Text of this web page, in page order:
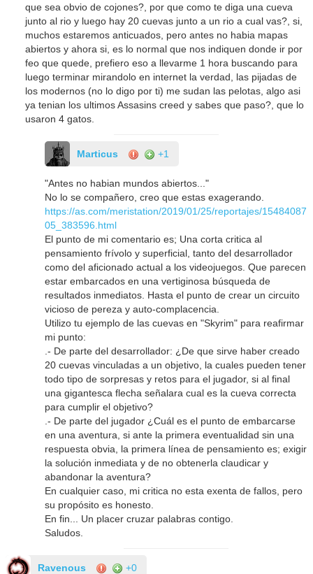
que sea obvio de cojones?, por que como te diga una cueva
junto al rio y luego hay 20 cuevas junto a un rio a cual vas?, si,
muchos estaremos anticuados, pero antes no habia mapas
abiertos y ahora si, es lo normal que nos indiquen donde ir por
feo que quede, prefiero eso a llevarme 1 hora buscando para
luego terminar mirandolo en internet la verdad, las pijadas de
los modernos (no lo digo por ti) me sudan las pelotas, algo asi
ya tenian los ultimos Assasins creed y sabes que paso?, que lo
usaron 4 gatos.
Marticus +1
"Antes no habian mundos abiertos..."
No lo se compañero, creo que estas exagerando.
https://as.com/meristation/2019/01/25/reportajes/15484087
05_383596.html
El punto de mi comentario es; Una corta critica al
pensamiento frívolo y superficial, tanto del desarrollador
como del aficionado actual a los videojuegos. Que parecen
estar embarcados en una vertiginosa búsqueda de
resultados inmediatos. Hasta el punto de crear un circuito
vicioso de pereza y auto-complacencia.
Utilizo tu ejemplo de las cuevas en "Skyrim" para reafirmar
mi punto:
.- De parte del desarrollador: ¿De que sirve haber creado
20 cuevas vinculadas a un objetivo, la cuales pueden tener
todo tipo de sorpresas y retos para el jugador, si al final
una gigantesca flecha señalara cual es la cueva correcta
para cumplir el objetivo?
.- De parte del jugador ¿Cuál es el punto de embarcarse
en una aventura, si ante la primera eventualidad sin una
respuesta obvia, la primera línea de pensamiento es; exigir
la solución inmediata y de no obtenerla claudicar y
abandonar la aventura?
En cualquier caso, mi critica no esta exenta de fallos, pero
su propósito es honesto.
En fin... Un placer cruzar palabras contigo.
Saludos.
Ravenous +0